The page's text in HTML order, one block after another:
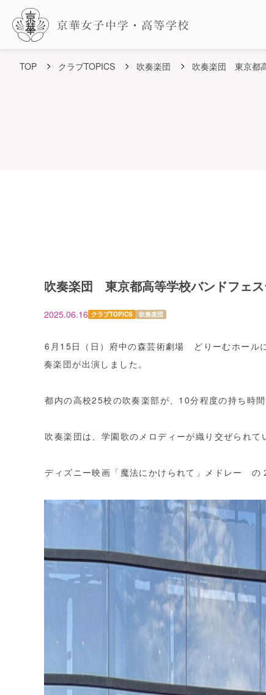
TOP クラブTOPICS 吹奏楽団 吹奏楽団 東京都
吹奏楽団 東京都高等学校バンドフェ
2025.06.16 クラブTOPICS 吹奏楽団
6月15日（日）府中の森芸術劇場 どりーむホール
奏楽団が出演しました。
都内の高校25校の吹奏楽部が、10分程度の持ち時
吹奏楽団は、学園歌のメロディーが織り交ぜられて
ディズニー映画「魔法にかけられて」メドレー の